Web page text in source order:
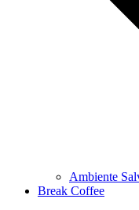
Ambiente
Break Coffee